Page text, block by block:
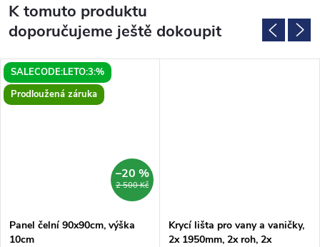
K tomuto produktu
doporučujeme ještě dokoupit
SALECODE:LETO:3:%
Prodloužená záruka
2 500 Kč
–20 %
Panel čelní 90x90cm, výška
10cm
Krycí lišta pro vany a vaničky,
2x 1950mm, 2x roh, 2x